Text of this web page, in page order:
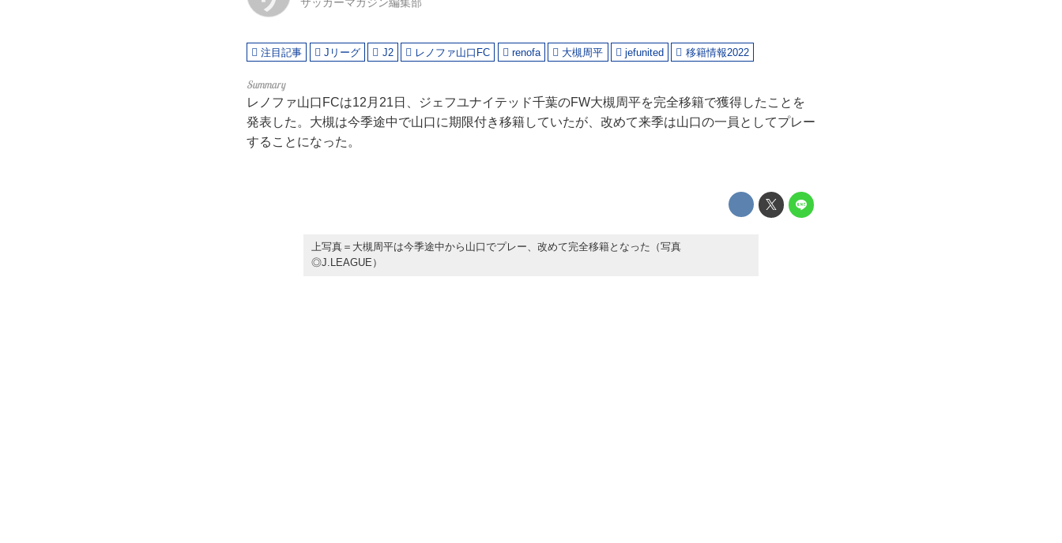
注目記事 Jリーグ J2 レノファ山口FC renofa 大槻周平 jefunited 移籍情報2022
レノファ山口FCは12月21日、ジェフユナイテッド千葉のFW大槻周平を完全移籍で獲得したことを
発表した。大槻は今季途中で山口に期限付き移籍していたが、改めて来季は山口の一員としてプレー
することになった。
上写真＝大槻周平は今季途中から山口でプレー、改めて完全移籍となった（写真
◎J.LEAGUE）